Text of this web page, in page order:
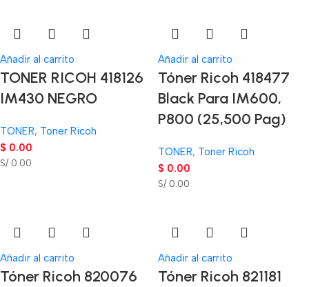
Añadir al carrito
TONER RICOH 418126
IM430 NEGRO
TONER, Toner Ricoh
$ 0.00
S/ 0.00
Añadir al carrito
Tóner Ricoh 418477
Black Para IM600,
P800 (25,500 Pag)
TONER, Toner Ricoh
$ 0.00
S/ 0.00
Añadir al carrito
Tóner Ricoh 820076
Añadir al carrito
Tóner Ricoh 821181